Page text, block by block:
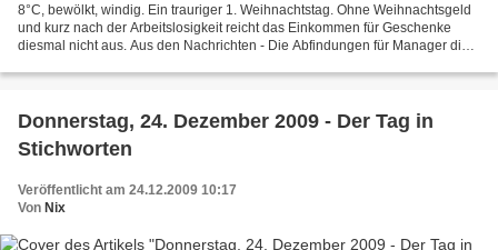
8°C, bewölkt, windig. Ein trauriger 1. Weihnachtstag. Ohne Weihnachtsgeld
und kurz nach der Arbeitslosigkeit reicht das Einkommen für Geschenke
diesmal nicht aus. Aus den Nachrichten - Die Abfindungen für Manager die
Donnerstag, 24. Dezember 2009 - Der Tag in
Stichworten
Veröffentlicht am 24.12.2009 10:17
Von Nix